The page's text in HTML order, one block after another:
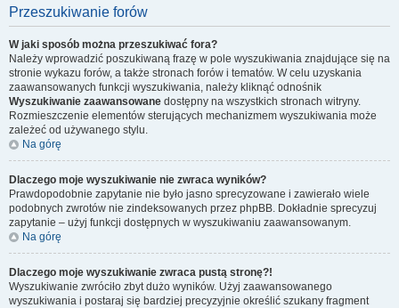
Przeszukiwanie forów
W jaki sposób można przeszukiwać fora?
Należy wprowadzić poszukiwaną frazę w pole wyszukiwania znajdujące się na
stronie wykazu forów, a także stronach forów i tematów. W celu uzyskania
zaawansowanych funkcji wyszukiwania, należy kliknąć odnośnik
Wyszukiwanie zaawansowane dostępny na wszystkich stronach witryny.
Rozmieszczenie elementów sterujących mechanizmem wyszukiwania może
zależeć od używanego stylu.
Na górę
Dlaczego moje wyszukiwanie nie zwraca wyników?
Prawdopodobnie zapytanie nie było jasno sprecyzowane i zawierało wiele
podobnych zwrotów nie zindeksowanych przez phpBB. Dokładnie sprecyzuj
zapytanie – użyj funkcji dostępnych w wyszukiwaniu zaawansowanym.
Na górę
Dlaczego moje wyszukiwanie zwraca pustą stronę?!
Wyszukiwanie zwróciło zbyt dużo wyników. Użyj zaawansowanego
wyszukiwania i postaraj się bardziej precyzyjnie określić szukany fragment